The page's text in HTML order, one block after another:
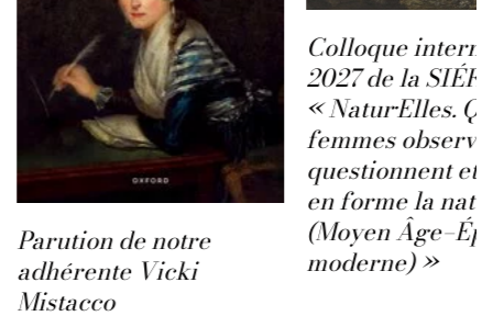
Parution de notre
adhérente Vicki
Mistacco
Colloque
2027 de la
« Natur·Elles.
femmes
questionnent et
en forme la
(Moyen
moderne) »